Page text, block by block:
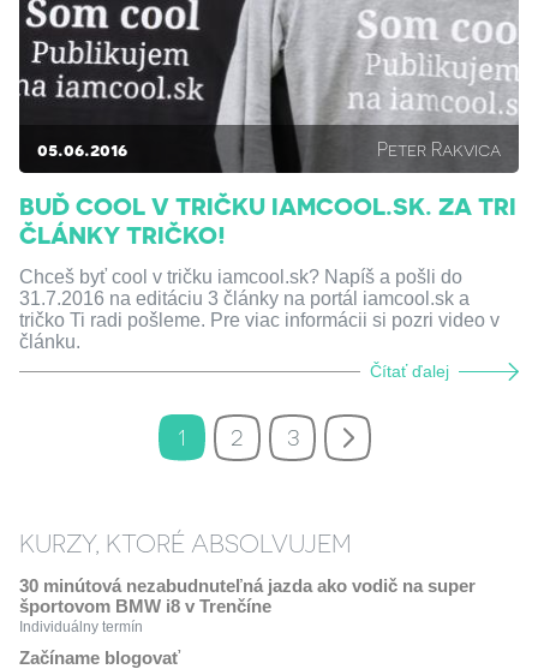
05.06.2016 Peter Rakvica
BUĎ COOL V TRIČKU IAMCOOL.SK. ZA TRI
ČLÁNKY TRIČKO!
Chceš byť cool v tričku iamcool.sk? Napíš a pošli do
31.7.2016 na editáciu 3 články na portál iamcool.sk a
tričko Ti radi pošleme. Pre viac informácii si pozri video v
článku.
Čítať ďalej
1 2 3
KURZY, KTORÉ ABSOLVUJEM
30 minútová nezabudnuteľná jazda ako vodič na super
športovom BMW i8 v Trenčíne
Individuálny termín
Začíname blogovať